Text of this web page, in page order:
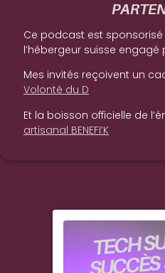
Ce podcast est
l’hébergeur suisse
Mes invités reçoivent un
Volonté du D
Et la boisson officielle de
artisanal BENEFI’K